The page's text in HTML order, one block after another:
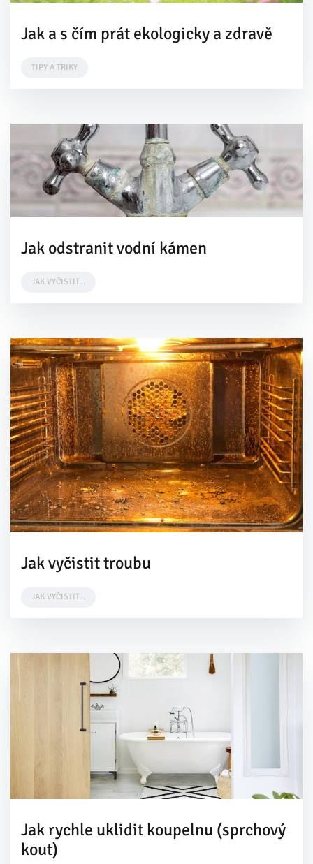
Jak a s čím prát ekologicky a zdravě
TIPY A TRIKY
Jak odstranit vodní kámen
JAK VYČISTIT...
Jak vyčistit troubu
JAK VYČISTIT...
Jak rychle uklidit koupelnu (sprchový
kout)